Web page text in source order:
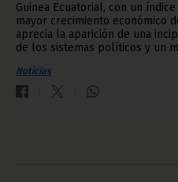
Guinea Ecuatorial, con un
mayor crecimiento económico
aprecia la aparición de una
de los sistemas políticos y un
Noticias